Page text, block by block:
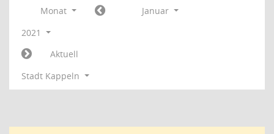
Monat
Januar
2021
Aktuell
Stadt Kappeln